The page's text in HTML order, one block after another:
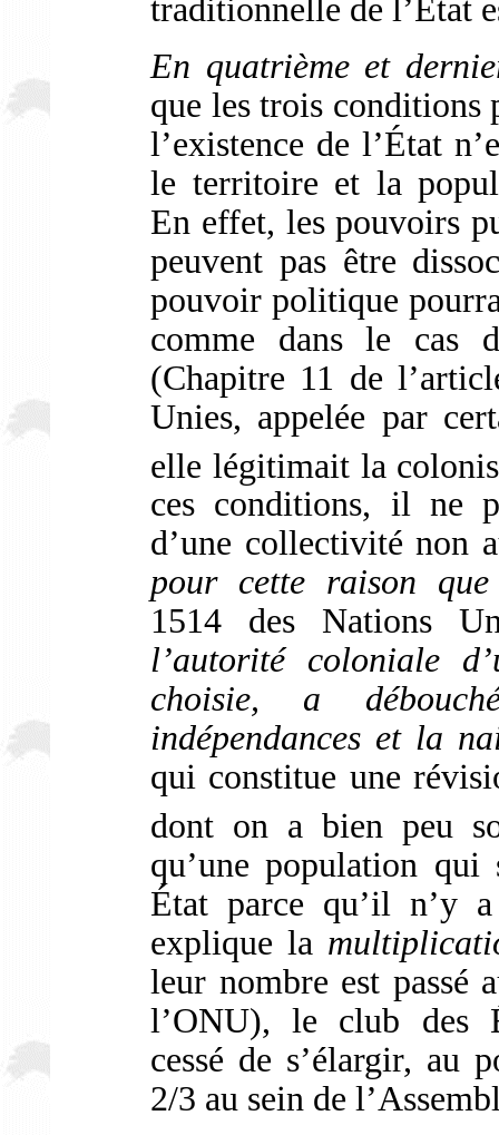
traditionnelle de l’État
En quatrième et
que les trois conditions
l’existence de l’État
le territoire et la
En effet, les pouvoirs
peuvent pas être
pouvoir politique
comme dans le cas
(Chapitre 11 de
Unies, appelée par
elle légitimait la
ces conditions, il ne
d’une collectivité non
pour cette raison
1514 des Nations
l’autorité coloniale
choisie, a
indépendances et la
qui constitue une
dont on a bien peu
qu’une population qui
État parce qu’il n’y
explique la
leur nombre est passé
l’ONU), le club des
cessé de s’élargir, au
2/3 au sein de